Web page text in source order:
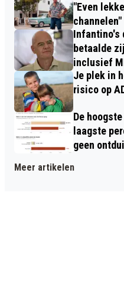
"Even
channelen"
Infantino's
betaalde
inclusief
Je plek in
risico op
De
laagste
geen
Meer artikelen